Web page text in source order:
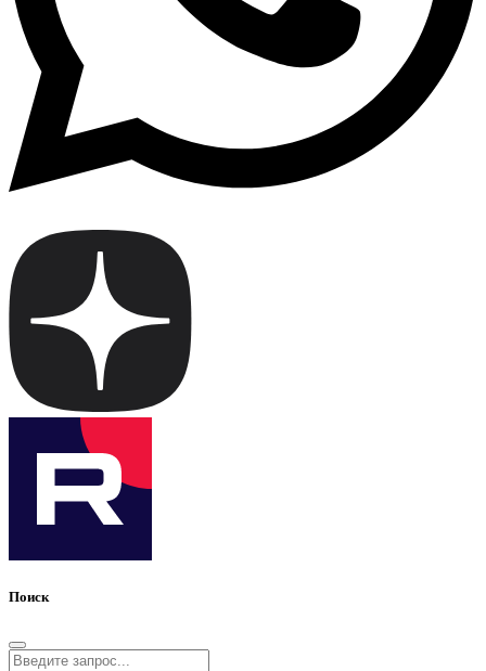
Поиск